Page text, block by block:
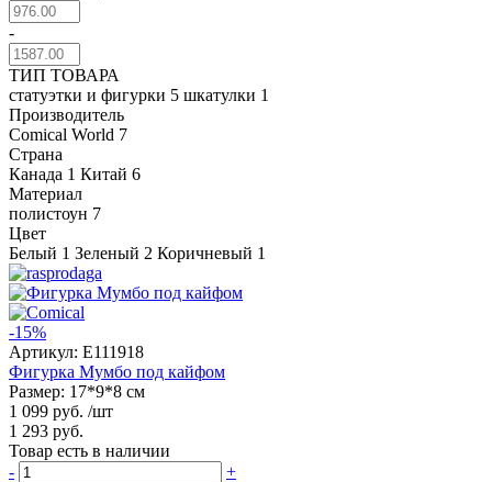
-
ТИП ТОВАРА
статуэтки и фигурки 5 шкатулки 1
Производитель
Comical World 7
Страна
Канада 1 Китай 6
Материал
полистоун 7
Цвет
Белый 1 Зеленый 2 Коричневый 1
-15%
Артикул: E111918
Фигурка Мумбо под кайфом
Размер: 17*9*8 см
1 099 руб. /шт
1 293 руб.
Товар есть в наличии
-
+